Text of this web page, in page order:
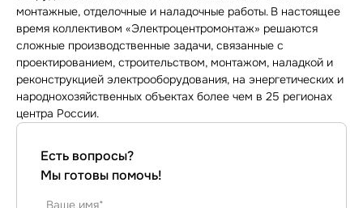
монтажные, отделочные и наладочные работы. В настоящее
время коллективом «Электроцентромонтаж» решаются
сложные производственные задачи, связанные с
проектированием, строительством, монтажом, наладкой и
реконструкцией электрооборудования, на энергетических и
народнохозяйственных объектах более чем в 25 регионах
центра России.
Есть вопросы?
Мы готовы помочь!